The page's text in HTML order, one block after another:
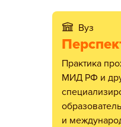
Вуз
Практика проходит в Совете Федерации, Госдуме,
МИД РФ и
и